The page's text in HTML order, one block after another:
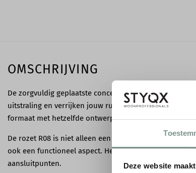
Deze website
OMSCHRIJVING
De zorgvuldig geplaatste concentrische cirkels van de
uitstraling en verrijken jouw ruimte met tijdloze stijl en
formaat met hetzelfde ontwerp zoekt, is de rozet R09
De rozet R08 is niet alleen een prachtige decoratieve
ook een functioneel aspect. Het dient uitstekend als
aansluitpunten.